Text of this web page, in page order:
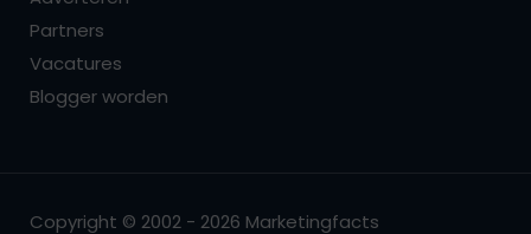
Partners
Vacatures
Blogger worden
Copyright © 2002 - 2026 Marketingfacts